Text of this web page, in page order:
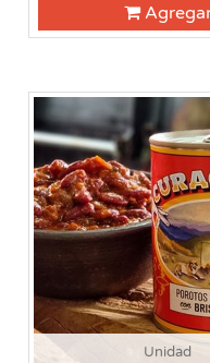
Unidad